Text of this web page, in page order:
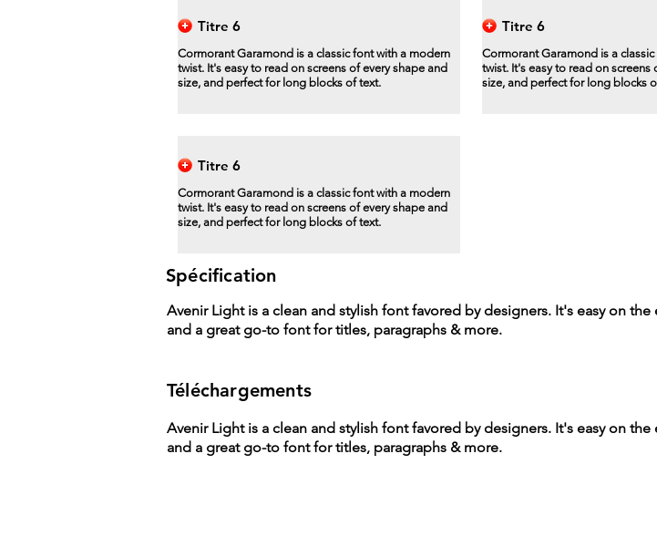
Titre 6
Cormorant Garamond is a classic font with a modern
twist. It's easy to read on screens of every shape and
size, and perfect for long blocks of text.
Titre 6
Cormorant Garamond is a
twist. It's easy to read on screens
size, and perfect for long blocks
Titre 6
Cormorant Garamond is a classic font with a modern
twist. It's easy to read on screens of every shape and
size, and perfect for long blocks of text.
Spécification
Avenir Light is a clean and stylish font favored by designers. It's easy on the
and a great go-to font for titles, paragraphs & more.
Téléchargements
Avenir Light is a clean and stylish font favored by designers. It's easy on the
and a great go-to font for titles, paragraphs & more.